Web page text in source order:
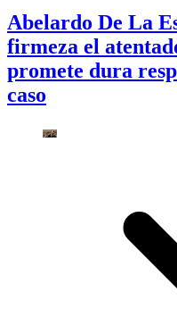
Abelardo De La
firmeza el
promete dura
caso